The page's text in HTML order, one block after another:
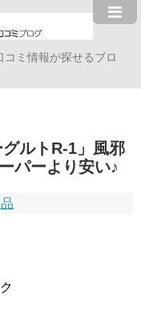
ミ情報が探せるブロ
ルトR-1」風邪
パーより安い♪